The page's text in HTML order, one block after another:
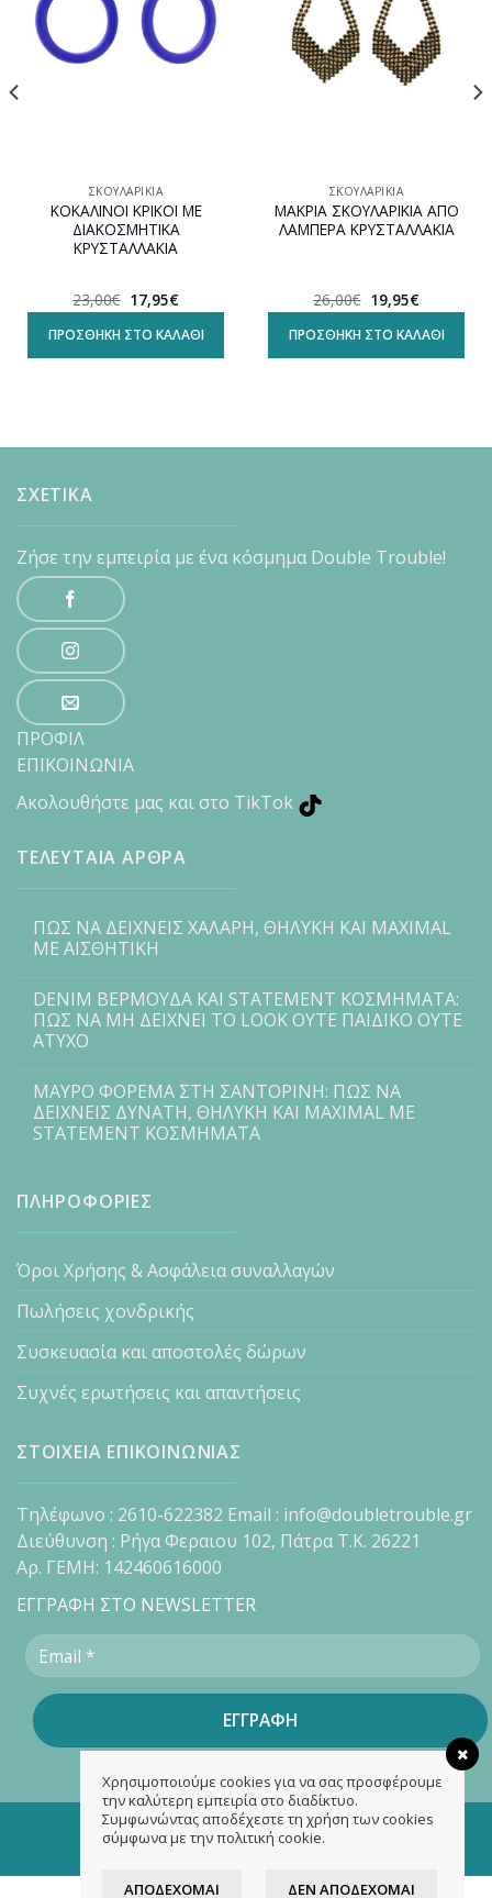
ΣΚΟΥΛΑΡΊΚΙΑ
ΚΟΚΑΛΙΝΟΙ ΚΡΙΚΟΙ ΜΕ
ΔΙΑΚΟΣΜΗΤΙΚΑ
ΚΡΥΣΤΑΛΛΑΚΙΑ
23,00€ Original
price
was:
23,00€.
17,95€Η
τρέχουσα
τιμή
είναι:
17,95€.
ΠΡΟΣΘΉΚΗ ΣΤΟ ΚΑΛΆΘΙ
ΣΚΟΥΛΑΡΊΚΙΑ
ΜΑΚΡΙΑ ΣΚΟΥΛΑΡΙΚΙΑ ΑΠΟ
ΛΑΜΠΕΡΑ ΚΡΥΣΤΑΛΛΑΚΙΑ
26,00€ Original
price
was:
26,00€.
19,95€Η
τρέχουσα
τιμή
είναι:
19,95€.
ΠΡΟΣΘΉΚΗ ΣΤΟ ΚΑΛΆΘΙ
ΣΧΕΤΙΚΑ
Ζήσε την εμπειρία με ένα κόσμημα Double Trouble!
ΠΡΟΦΙΛ
ΕΠΙΚΟΙΝΩΝΙΑ
Ακολουθήστε μας και στο TikTok
ΤΕΛΕΥΤΑΙΑ ΑΡΘΡΑ
ΠΩΣ ΝΑ ΔΕΙΧΝΕΙΣ ΧΑΛΑΡΗ, ΘΗΛΥΚΗ ΚΑΙ MAXIMAL
ΜΕ ΑΙΣΘΗΤΙΚΗ
DENIM ΒΕΡΜΟΥΔΑ ΚΑΙ STATEMENT ΚΟΣΜΗΜΑΤΑ:
ΠΩΣ ΝΑ ΜΗ ΔΕΙΧΝΕΙ ΤΟ LOOK ΟΥΤΕ ΠΑΙΔΙΚΟ ΟΥΤΕ
ΑΤΥΧΟ
ΜΑΥΡΟ ΦΟΡΕΜΑ ΣΤΗ ΣΑΝΤΟΡΙΝΗ: ΠΩΣ ΝΑ
ΔΕΙΧΝΕΙΣ ΔΥΝΑΤΗ, ΘΗΛΥΚΗ ΚΑΙ MAXIMAL ΜΕ
STATEMENT ΚΟΣΜΗΜΑΤΑ
ΠΛΗΡΟΦΟΡΙΕΣ
Όροι Χρήσης & Ασφάλεια συναλλαγών
Πωλήσεις χονδρικής
Συσκευασία και αποστολές δώρων
Συχνές ερωτήσεις και απαντήσεις
ΣΤΟΙΧΕΙΑ ΕΠΙΚΟΙΝΩΝΙΑΣ
Τηλέφωνο : 2610-622382 Email : info@doubletrouble.gr
Διεύθυνση : Ρήγα Φεραιου 102, Πάτρα Τ.Κ. 26221
Αρ. ΓΕΜΗ: 142460616000
ΕΓΓΡΑΦΗ ΣΤΟ NEWSLETTER
Copyright 2026 ©doubletrouble.gr
Designed & developed by
Χρησιμοποιούμε cookies για να σας προσφέρουμε
την καλύτερη εμπειρία στο διαδίκτυο.
Συμφωνώντας αποδέχεστε τη χρήση των cookies
σύμφωνα με την πολιτική cookie.
ΑΠΟΔΈΧΟΜΑΙ ΔΕΝ ΑΠΟΔΈΧΟΜΑΙ